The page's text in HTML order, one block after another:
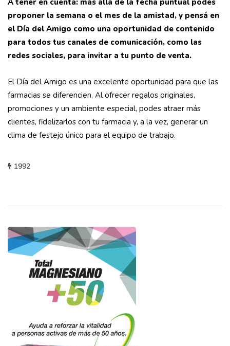
A tener en cuenta: más allá de la fecha puntual podés
proponer la semana o el mes de la amistad, y pensá en
el Día del Amigo como una oportunidad de contenido
para todos tus canales de comunicación, como las
redes sociales, para invitar a tu punto de venta.
El Día del Amigo es una excelente oportunidad para que las
farmacias se diferencien. Al ofrecer regalos originales,
promociones y un ambiente especial, podes atraer más
clientes, fidelizarlos con tu farmacia y, a la vez, generar un
clima de festejo único para el equipo de trabajo.
1992